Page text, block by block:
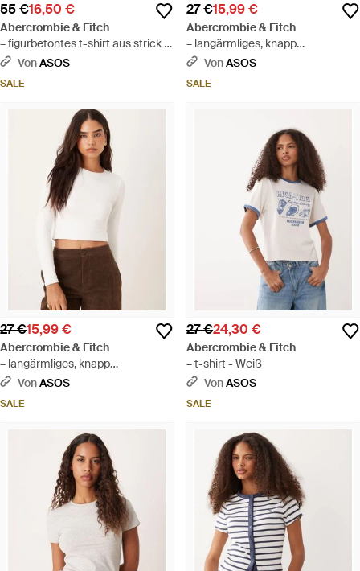
55 €16,50 €
Abercrombie & Fitch
– figurbetontes t-shirt aus strick -
Lila VonASOS
SALE
27 €15,99 €
Abercrombie & Fitch
– langärmliges, knapp
geschnittenes t-shirt - Weiß
VonASOS
SALE
27 €15,99 €
Abercrombie & Fitch
– langärmliges, knapp
geschnittenes t-shirt - Weiß
VonASOS
SALE
27 €24,30 €
Abercrombie & Fitch
– t-shirt - Weiß
VonASOS
SALE